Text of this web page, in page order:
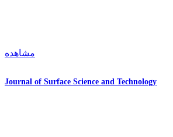
مشاهده
Journal of Surface Science and Technology